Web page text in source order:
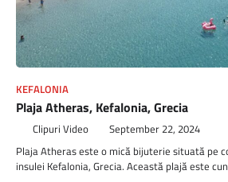
KEFALONIA
Plaja Atheras, Kefalonia, Grecia
Clipuri Video September 22, 2024
Plaja Atheras este o mică bijuterie situată pe
insulei Kefalonia, Grecia. Această plajă este